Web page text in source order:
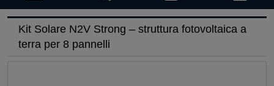
Kit Solare N2V Strong – struttura fotovoltaica a
terra per 8 pannelli